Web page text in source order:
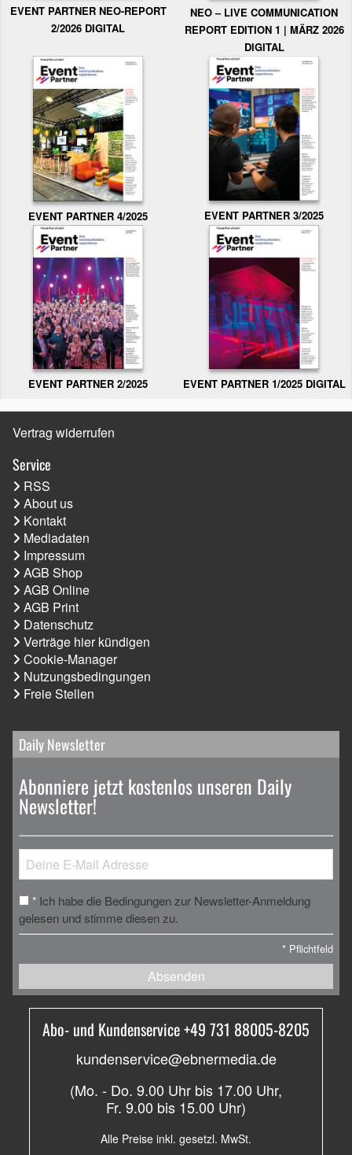
EVENT PARTNER NEO-REPORT
2/2026 DIGITAL
NEO – LIVE COMMUNICATION
REPORT EDITION 1 | MÄRZ 2026
DIGITAL
EVENT PARTNER 4/2025 EVENT PARTNER 3/2025
EVENT PARTNER 2/2025 EVENT PARTNER 1/2025 DIGITAL
Vertrag widerrufen
Service
RSS
About us
Kontakt
Mediadaten
Impressum
AGB Shop
AGB Online
AGB Print
Datenschutz
Verträge hier kündigen
Cookie-Manager
Nutzungsbedingungen
Freie Stellen
Daily Newsletter
Abonniere jetzt kostenlos unseren Daily
Newsletter!
* Ich habe die Bedingungen zur Newsletter-Anmeldung
gelesen und stimme diesen zu.
* Pflichtfeld
Absenden
Abo- und Kundenservice +49 731 88005-8205
kundenservice@ebnermedia.de
(Mo. - Do. 9.00 Uhr bis 17.00 Uhr,
Fr. 9.00 bis 15.00 Uhr)
Alle Preise inkl. gesetzl. MwSt.